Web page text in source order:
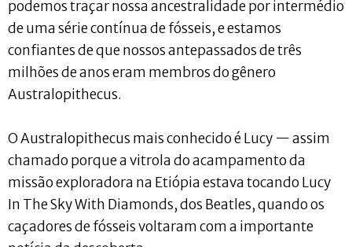
podemos traçar nossa ancestralidade por intermédio
de uma série contínua de fósseis, e estamos
confiantes de que nossos antepassados ​​de três
milhões de anos eram membros do gênero
Australopithecus.
O Australopithecus mais conhecido é Lucy — assim
chamado porque a vitrola do acampamento da
missão exploradora na Etiópia estava tocando Lucy
In The Sky With Diamonds, dos Beatles, quando os
caçadores de fósseis voltaram com a importante